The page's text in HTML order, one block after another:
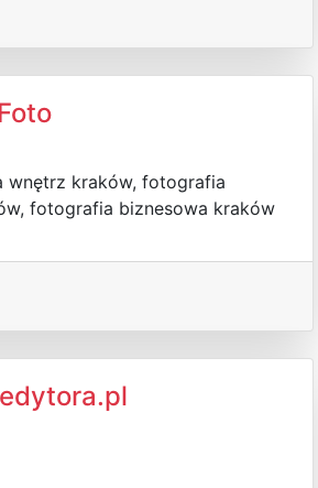
wnętrz kraków, fotografia
fotografia biznesowa kraków